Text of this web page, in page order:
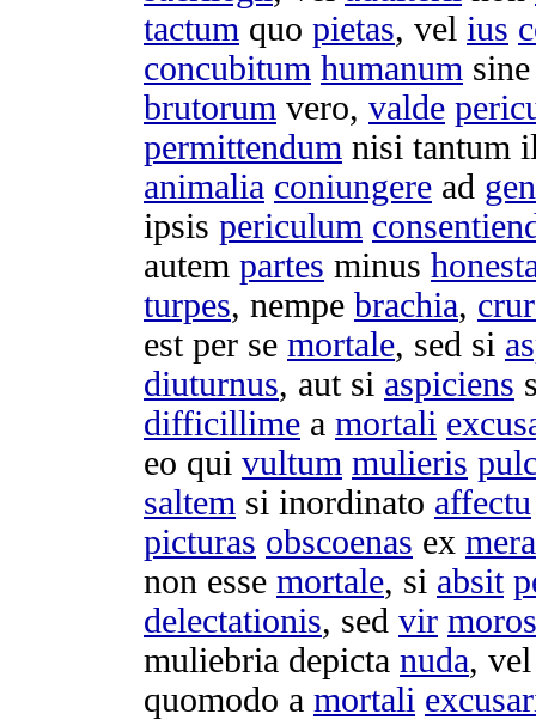
tactum quo pietas, vel ius
concubitum humanum
brutorum vero, valde
permittendum nisi tantum
animalia coniungere ad
ipsis periculum
autem partes minus
turpes, nempe brachia,
est per se mortale, sed si
diuturnus, aut si aspiciens
difficillime a mortali
eo qui vultum mulieris
saltem si inordinato affectu
picturas obscoenas ex mera
non esse mortale, si absit
delectationis, sed vir
muliebria depicta nuda,
quomodo a mortali